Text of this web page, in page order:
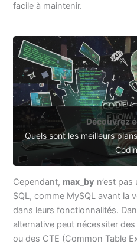
facile à maintenir.
Découvrez
Quels sont les meilleurs
Cependant, max_by n’est
SQL, comme MySQL avant la
dans leurs fonctionnalités.
alternative peut nécessiter
ou des CTE (Common Table